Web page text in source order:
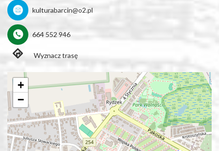
kulturabarcin@o2.pl
664 552 946
Wyznacz trasę
+
−